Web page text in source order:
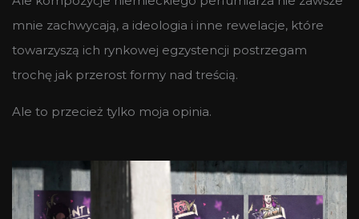
mnie zachwycają, a ideologia i inne rewelacje, które
towarzyszą ich rynkowej egzystencji postrzegam
trochę jak przerost formy nad treścią.
Ale to przecież tylko moja opinia.